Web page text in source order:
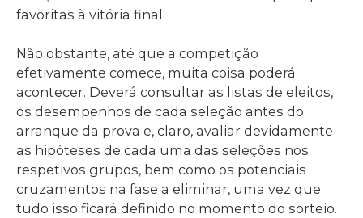
favoritas à vitória final.
Não obstante, até que a competição
efetivamente comece, muita coisa poderá
acontecer. Deverá consultar as listas de eleitos,
os desempenhos de cada seleção antes do
arranque da prova e, claro, avaliar devidamente
as hipóteses de cada uma das seleções nos
respetivos grupos, bem como os potenciais
cruzamentos na fase a eliminar, uma vez que
tudo isso ficará definido no momento do sorteio.